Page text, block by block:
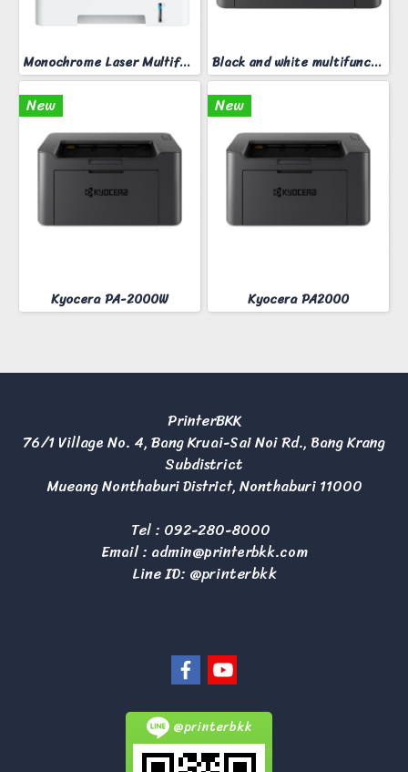
Monochrome Laser Multifunction printer ApeosPort 3410SD Black and white multifunction printer KYOCERA MA-2000W
New
Kyocera PA-2000W
New
Kyocera PA2000
PrinterBKK
76/1 Village No. 4, Bang Kruai-Sai Noi Rd., Bang Krang
Subdistrict
Mueang Nonthaburi District, Nonthaburi 11000
Tel : 092-280-8000
Email : admin@printerbkk.com
Line ID: @printerbkk
@printerbkk